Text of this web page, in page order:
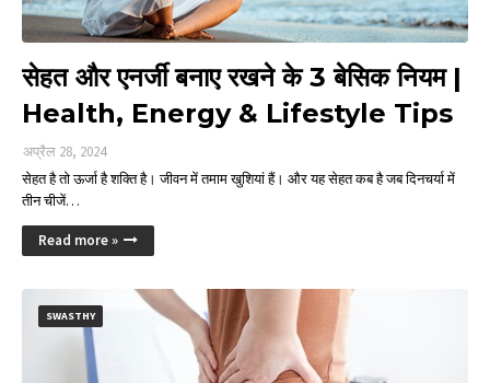
सेहत और एनर्जी बनाए रखने के 3 बेसिक नियम |
Health, Energy & Lifestyle Tips
अप्रैल 28, 2024
सेहत है तो ऊर्जा है शक्ति है। जीवन में तमाम खुशियां हैं। और यह सेहत कब है जब दिनचर्या में
तीन चीजें…
Read more »
SWASTHY